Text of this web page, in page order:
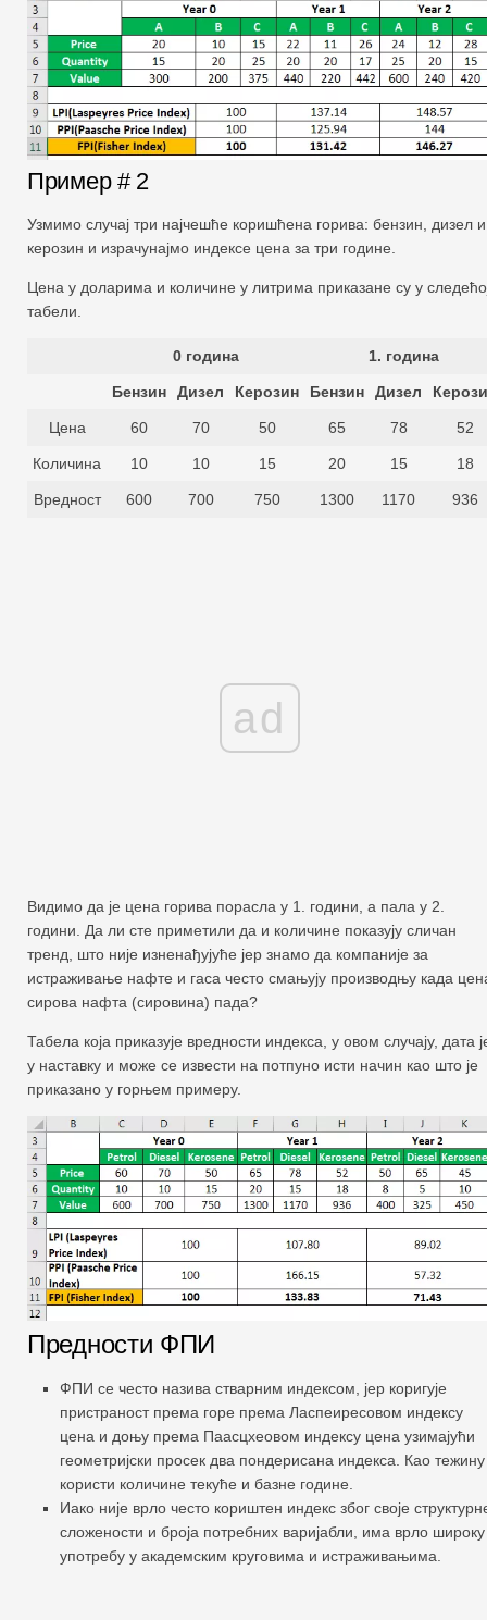
Пример # 2
Узмимо случај три најчешће коришћена горива: бензин, дизел и
керозин и израчунајмо индексе цена за три године.
Цена у доларима и количине у литрима приказане су у
табели.
0 година 1. година
Бензин Дизел Керозин Бензин Дизел
Цена 60 70 50 65 78 52
Количина 10 10 15 20 15 18
Вредност 600 700 750 1300 1170 936
ad
Видимо да је цена горива порасла у 1. години, а пала у 2.
години. Да ли сте приметили да и количине показују сличан
тренд, што није изненађујуће јер знамо да компаније за
истраживање нафте и гаса често смањују производњу када
сирова нафта (сировина) пада?
Табела која приказује вредности индекса, у овом случају, дата
у наставку и може се извести на потпуно исти начин као што је
приказано у горњем примеру.
Предности ФПИ
ФПИ се често назива стварним индексом, јер коригује
пристраност према горе према Ласпеиресовом индексу
цена и доњу према Паасцхеовом индексу цена узимајући
геометријски просек два пондерисана индекса. Као тежину
користи количине текуће и базне године.
Иако није врло често кориштен индекс због своје
сложености и броја потребних варијабли, има врло широку
употребу у академским круговима и истраживањима.